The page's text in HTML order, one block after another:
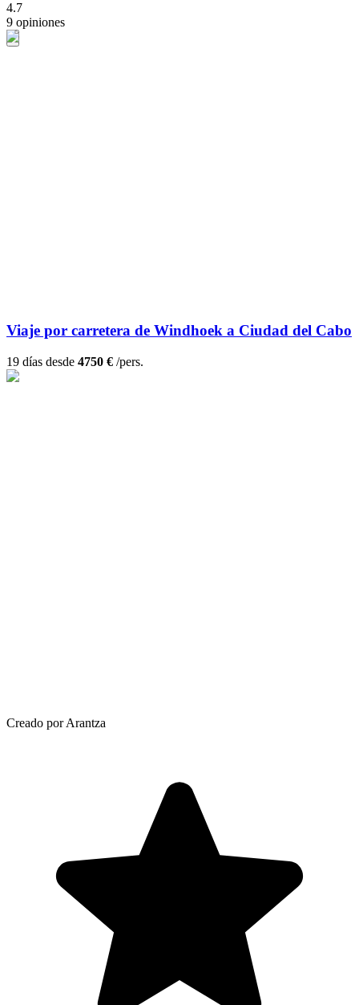
4.7
9 opiniones
Viaje por carretera de Windhoek a Ciudad del Cabo
19 días desde 4750 € /pers.
Creado por Arantza